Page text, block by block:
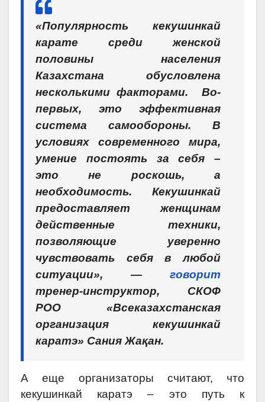
«Популярность кекушинкай
карате среди женской
половины населения
Казахстана обусловлена
несколькими факторами. Во-
первых, это эффективная
система самообороны. В
условиях современного мира,
умение постоять за себя –
это не роскошь, а
необходимость. Кекушинкай
предоставляет женщинам
действенные техники,
позволяющие уверенно
чувствовать себя в любой
ситуации», — говорит
тренер-инструктор, СКОФ
РОО «Всеказахстанская
организация кекушинкай
каратэ» Сания Жақан.
А еще организаторы считают, что
кекушинкай каратэ – это путь к